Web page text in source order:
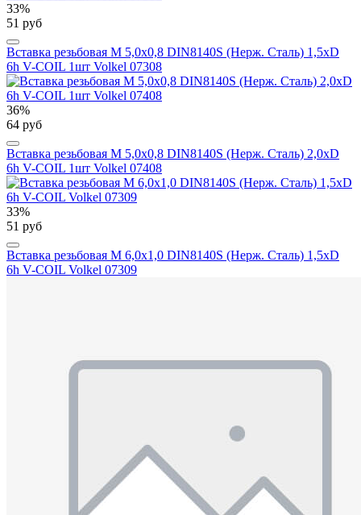
33%
51 руб
Вставка резьбовая М 5,0х0,8 DIN8140S (Нерж. Сталь) 1,5xD
6h V-COIL 1шт Volkel 07308
36%
64 руб
Вставка резьбовая М 5,0х0,8 DIN8140S (Нерж. Сталь) 2,0xD
6h V-COIL 1шт Volkel 07408
33%
51 руб
Вставка резьбовая М 6,0х1,0 DIN8140S (Нерж. Сталь) 1,5xD
6h V-COIL Volkel 07309